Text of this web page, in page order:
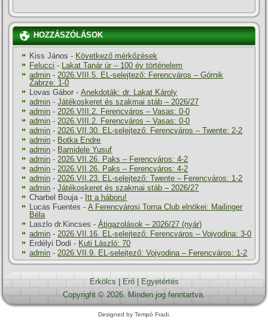
HOZZÁSZÓLÁSOK
Kiss János - Következő mérkőzések
Felucci -
Lakat Tanár úr – 100 év történelem
admin - 2026.VIII.5. EL-selejtező: Ferencváros – Górnik
Zabrze: 1-0
Lovas Gábor -Anekdoták: dr. Lakat Károly
admin -Játékoskeret és szakmai stáb – 2026/27
admin - 2026.VIII.2. Ferencváros – Vasas: 0-0
admin - 2026.VIII.2. Ferencváros – Vasas: 0-0
admin - 2026.VII.30. EL-selejtező: Ferencváros – Twente: 2-2
admin - Botka Endre
admin - Bamidele Yusuf
admin - 2026.VII.26. Paks – Ferencváros: 4-2
admin - 2026.VII.26. Paks – Ferencváros: 4-2
admin - 2026.VII.23. EL-selejtező: Twente – Ferencváros: 1-2
admin -Játékoskeret és szakmai stáb – 2026/27
Charbel Bouja - Itt a háboru!
Lucas Fuentes -A Ferencvárosi Torna Club elnökei: Mailinger
Béla
Laszlo dr.Kincses -Átigazolások – 2026/27 (nyár)
admin - 2026.VII.16. EL-selejtező: Ferencváros – Vojvodina: 3-0
Erdélyi Dodi - Kuti László: 70
admin - 2026.VII.9. EL-selejtező: Vojvodina – Ferencváros: 1-2
Erkölcs Erő|
Egyetértés
Copyright © 2026. Minden jog fenntartva.
Designed by Tempó Fradi.